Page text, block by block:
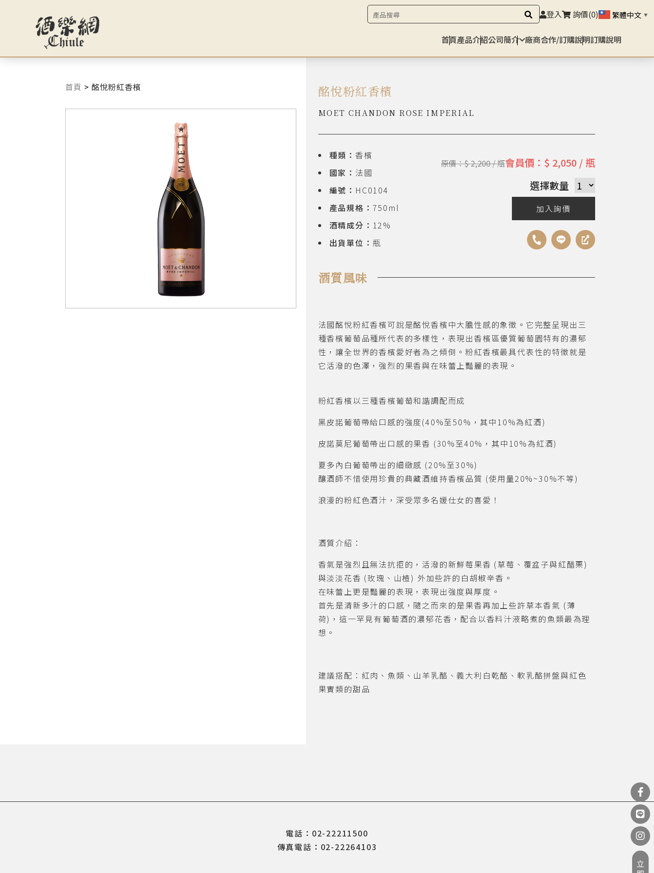
登入 詢價(0) 繁體中文 ▼
首頁產品介紹公司簡介 廠商合作/訂購說明訂購說明
首頁 >酩悅粉紅香檳 酩悅粉紅香檳
MOET CHANDON ROSE IMPERIAL
種類： 香檳
國家： 法國
編號： HC0104
產品規格： 750ml
酒精成分： 12%
出貨單位： 瓶
原價：$ 2,200 / 瓶會員價：$ 2,050 / 瓶
選擇數量
加入詢價
酒質風味
法國酩悅粉紅香檳可說是酩悅香檳中大膽性感的象徵。它完整呈現出三
種香檳葡萄品種所代表的多樣性，表現出香檳區優質葡萄園特有的濃郁
性，讓全世界的香檳愛好者為之傾倒。粉紅香檳最具代表性的特徵就是
它活潑的色澤，強烈的果香與在味蕾上豔麗的表現。
粉紅香檳以三種香檳葡萄和諧調配而成
黑皮諾葡萄帶給口感的強度(40%至50% ，其中10%為紅酒)
皮諾莫尼葡萄帶出口感的果香 (30%至40% ，其中10%為紅酒)
夏多內白葡萄帶出的細緻感 (20%至30%)
釀酒師不惜使用珍貴的典藏酒維持香檳品質 (使用量20%~30%不等)
浪漫的粉紅色酒汁，深受眾多名媛仕女的喜愛！
酒質介紹：
香氣是強烈且無法抗拒的，活潑的新鮮莓果香 (草莓、覆盆子與紅醋栗)
與淡淡花香 (玫瑰、山楂) 外加些許的白胡椒辛香。
在味蕾上更是豔麗的表現，表現出強度與厚度。
首先是清新多汁的口感，隨之而來的是果香再加上些許草本香氣 (薄
荷) ，這一罕見有葡萄酒的濃郁花香，配合以香料汁液略煮的魚類最為理
想。
建議搭配：紅肉、魚類、山羊乳酪、義大利白乾酪、軟乳酪拼盤與紅色
果實類的甜品
電話：02-22211500
傳真電話：02-22264103